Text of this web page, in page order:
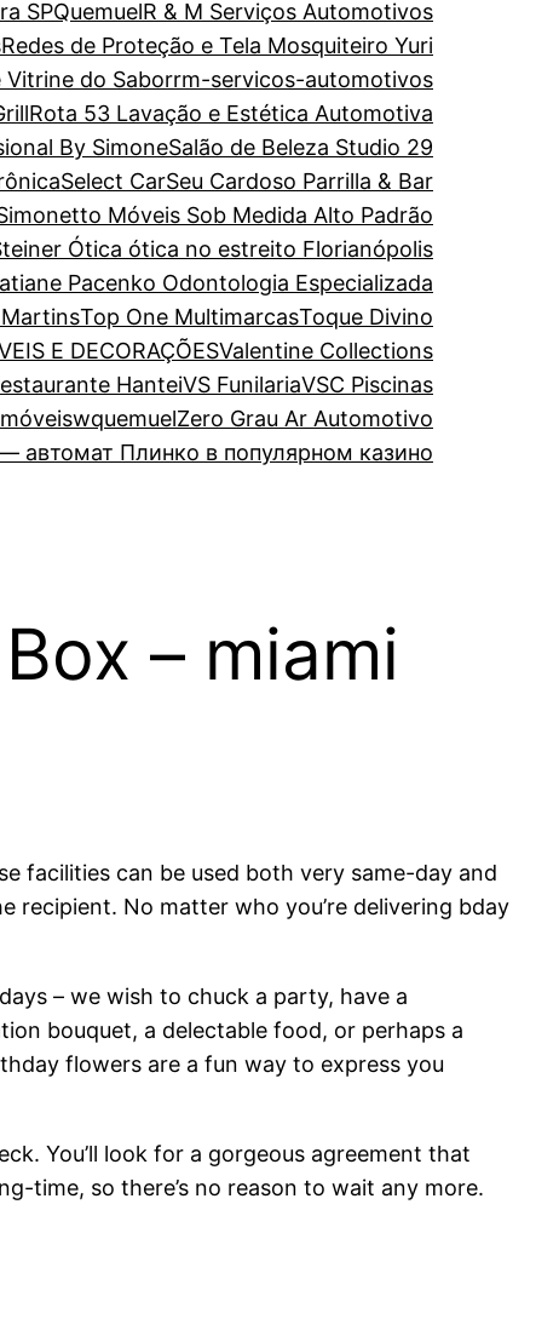
SPQuemuelR & M Serviços Automotivos
Redes de Proteção e Tela Mosquiteiro Yuri
Vitrine do Saborrm-servicos-automotivos
Rota 53 Lavação e Estética Automotiva
By SimoneSalão de Beleza Studio 29
Select CarSeu Cardoso Parrilla & Bar
Móveis Sob Medida Alto Padrão
Ótica ótica no estreito Florianópolis
Pacenko Odontologia Especializada
Top One MultimarcasToque Divino
E DECORAÇÕESValentine Collections
HanteiVS FunilariaVSC Piscinas
wquemuelZero Grau Ar Automotivo
автомат Плинко в популярном казино
– miami
facilities can be used both very same-day and
recipient. No matter who you’re delivering bday
– we wish to chuck a party, have a
bouquet, a delectable food, or perhaps a
flowers are a fun way to express you
You’ll look for a gorgeous agreement that
time, so there’s no reason to wait any more.